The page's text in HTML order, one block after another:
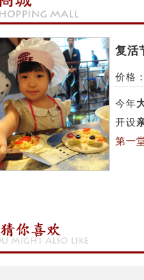
复活
价格：
今年
开设
第一